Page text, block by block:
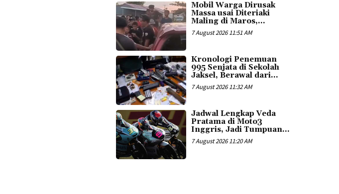
Mobil Warga Dirusak
Massa usai Diteriaki
Maling di Maros,...
7 August 2026 11:51 AM
Kronologi Penemuan
995 Senjata di Sekolah
Jaksel, Berawal dari...
7 August 2026 11:32 AM
Jadwal Lengkap Veda
Pratama di Moto3
Inggris, Jadi Tumpuan...
7 August 2026 11:20 AM